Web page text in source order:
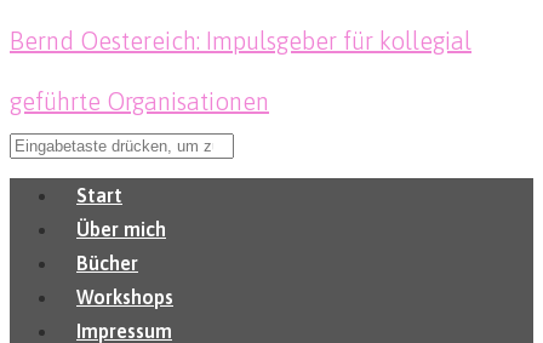
Bernd Oestereich: Impulsgeber für kollegial
geführte Organisationen
Start
Über mich
Bücher
Workshops
Impressum